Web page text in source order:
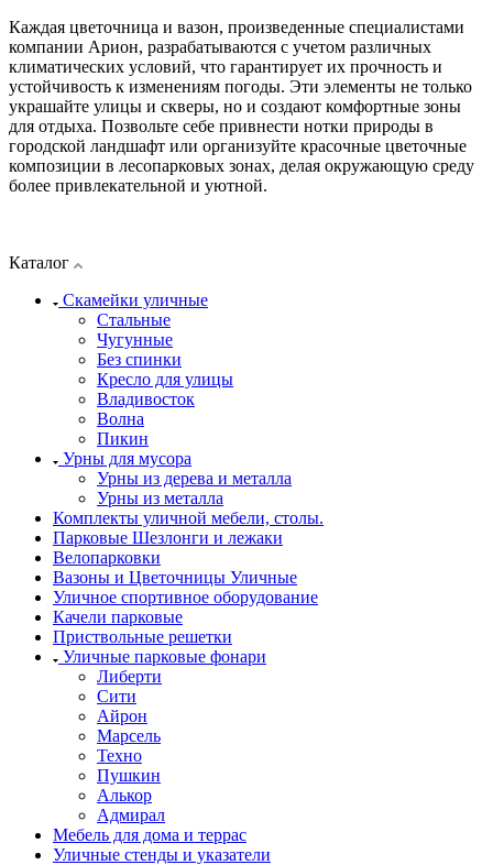
Каждая цветочница и вазон, произведенные специалистами
компании Арион, разрабатываются с учетом различных
климатических условий, что гарантирует их прочность и
устойчивость к изменениям погоды. Эти элементы не только
украшайте улицы и скверы, но и создают комфортные зоны
для отдыха. Позвольте себе привнести нотки природы в
городской ландшафт или организуйте красочные цветочные
композиции в лесопарковых зонах, делая окружающую среду
более привлекательной и уютной.
Каталог
Скамейки уличные
Стальные
Чугунные
Без спинки
Кресло для улицы
Владивосток
Волна
Пикин
Урны для мусора
Урны из дерева и металла
Урны из металла
Комплекты уличной мебели, столы.
Парковые Шезлонги и лежаки
Велопарковки
Вазоны и Цветочницы Уличные
Уличное спортивное оборудование
Качели парковые
Приствольные решетки
Уличные парковые фонари
Либерти
Сити
Айрон
Марсель
Техно
Пушкин
Алькор
Адмирал
Мебель для дома и террас
Уличные стенды и указатели